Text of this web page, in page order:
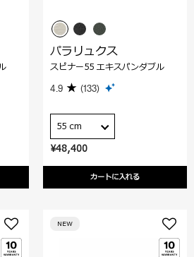
¥48,400
カートに入れる
パラリュクス
スピナー55 エキスパンダブル
4.9 (133)
55 cm
NEW